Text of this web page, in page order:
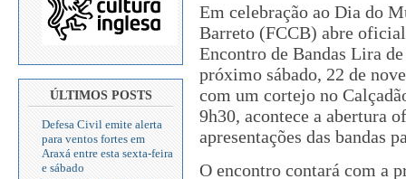
ÚLTIMOS POSTS
Defesa Civil emite alerta
para ventos fortes em
Araxá entre esta sexta-feira
e sábado
Em celebração ao Dia do
Barreto (FCCB) abre
Encontro de Bandas Lira
próximo sábado, 22 de
com um cortejo no
9h30, acontece a abertura
apresentações das bandas
O encontro contará com a